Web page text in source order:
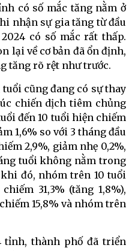
có số mắc tăng nằm ở
nhận sự gia tăng từ đầu
có số mắc rất thấp.
lại về cơ bản đã ổn định,
tăng rõ rệt như trước.
cũng đang có sự thay
chiến dịch tiêm chủng
đến 10 tuổi hiện chiếm
1,6% so với 3 tháng đầu
2,9%, giảm nhẹ 0,2%,
tuổi không nằm trong
đó, nhóm trên 10 tuổi
31,3% (tăng 1,8%),
15,8% và nhóm trên
tỉnh, thành phố đã triển